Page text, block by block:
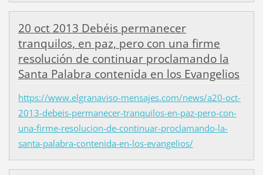
20 oct 2013 Debéis permanecer
tranquilos, en paz, pero con una firme
resolución de continuar proclamando la
Santa Palabra contenida en los Evangelios
https://www.elgranaviso-mensajes.com/news/a20-oct-
2013-debeis-permanecer-tranquilos-en-paz-pero-con-
una-firme-resolucion-de-continuar-proclamando-la-
santa-palabra-contenida-en-los-evangelios/